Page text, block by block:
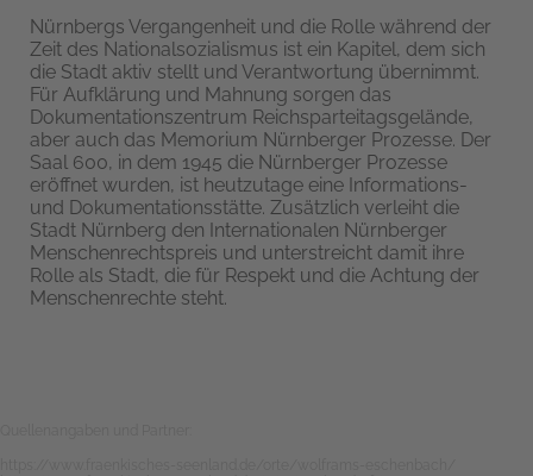
Nürnbergs Vergangenheit und die Rolle während der
Zeit des Nationalsozialismus ist ein Kapitel, dem sich
die Stadt aktiv stellt und Verantwortung übernimmt.
Für Aufklärung und Mahnung sorgen das
Dokumentationszentrum Reichsparteitagsgelände,
aber auch das Memorium Nürnberger Prozesse. Der
Saal 600, in dem 1945 die Nürnberger Prozesse
eröffnet wurden, ist heutzutage eine Informations-
und Dokumentationsstätte. Zusätzlich verleiht die
Stadt Nürnberg den Internationalen Nürnberger
Menschenrechtspreis und unterstreicht damit ihre
Rolle als Stadt, die für Respekt und die Achtung der
Menschenrechte steht.